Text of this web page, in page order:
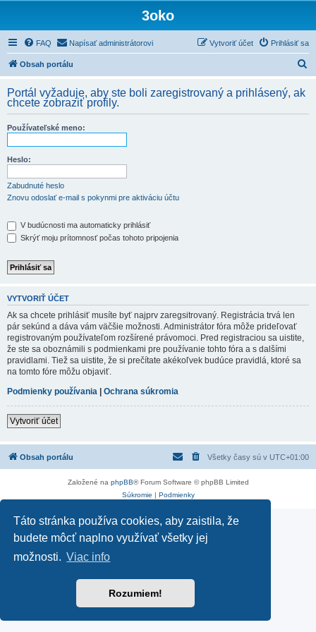
Táto stránka používa cookies, aby zaistila, že
budete môcť naplno využívať všetky jej
možnosti. Viac info
Rozumiem!
3oko
FAQ Napísať administrátorovi Prihlásiť sa
Vytvoriť účet
Obsah portálu
d
Portál vyžaduje, aby ste boli zaregistrovaný a prihlásený, ak
chcete zobraziť profily.
Používateľské meno:
Heslo:
Zabudnuté heslo
Znovu odoslať e-mail s pokynmi pre aktiváciu účtu
V budúcnosti ma automaticky prihlásiť
Skrýť moju prítomnosť počas tohoto pripojenia
VYTVORIŤ ÚČET
Ak sa chcete prihlásiť musíte byť najprv zaregsitrovaný. Registrácia trvá len
pár sekúnd a dáva vám väčšie možnosti. Administrátor fóra môže prideľovať
registrovaným používateľom rozšírené právomoci. Pred registraciou sa uistite,
že ste sa oboznámili s podmienkami pre používanie tohto fóra a s dalšími
pravidlami. Tiež sa uistite, že si prečítate akékoľvek budúce pravidlá, ktoré sa
na tomto fóre môžu objaviť.
Podmienky používania | Ochrana súkromia
Vytvoriť účet
Obsah portálu Všetky časy sú v UTC+01:00
Založené na phpBB® Forum Software © phpBB Limited
Súkromie | Podmienky